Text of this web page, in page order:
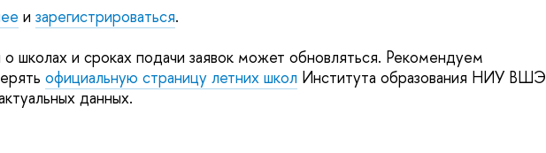
и зарегистрироваться.
школах и сроках подачи заявок может обновляться. Рекомендуем
официальную страницу летних школ Института образования НИУ ВШЭ
данных.